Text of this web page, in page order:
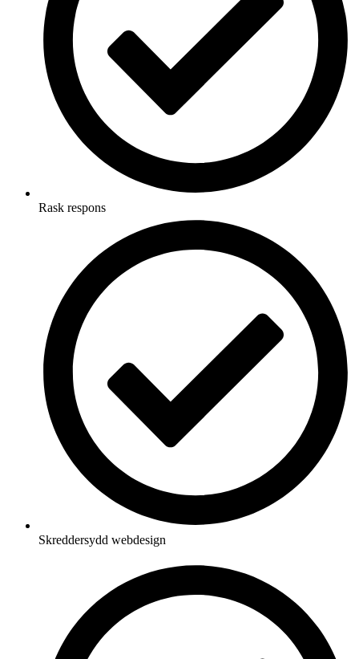
Rask respons
Skreddersydd webdesign